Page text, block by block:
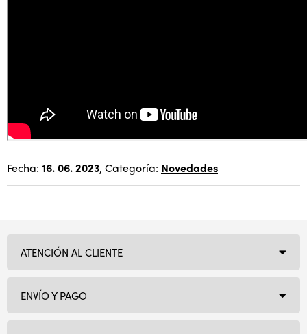
Fecha: 16. 06. 2023, Categoría: Novedades
ATENCIÓN AL CLIENTE
ENVÍO Y PAGO